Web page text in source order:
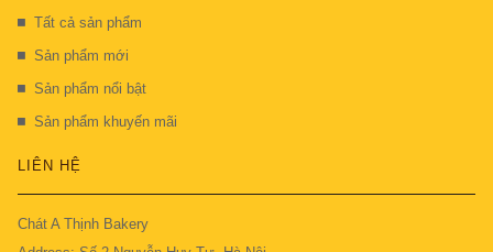
Tất cả sản phẩm
Sản phẩm mới
Sản phẩm nổi bật
Sản phẩm khuyến mãi
LIÊN HỆ
Chát A Thịnh Bakery